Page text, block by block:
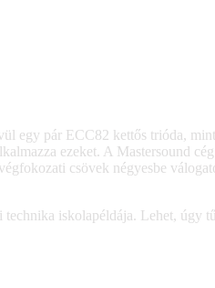
egy pár ECC82 kettős trióda,
ezeket. A Mastersound
csövek négyesbe
iskolapéldája. Lehet, úgy